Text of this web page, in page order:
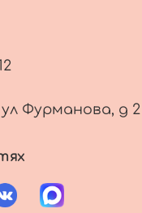
Фурманова, д 2